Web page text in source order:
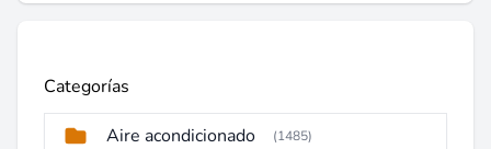
Categorías
Aire acondicionado (1485)